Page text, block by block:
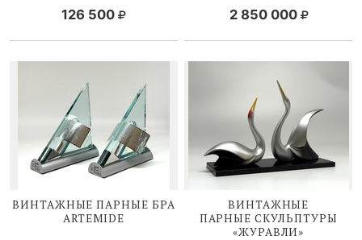
126 500 2 850 000
ВИНТАЖНЫЕ ПАРНЫЕ БРА
ARTEMIDE
ВИНТАЖНЫЕ
ПАРНЫЕ СКУЛЬПТУРЫ
«ЖУРАВЛИ»